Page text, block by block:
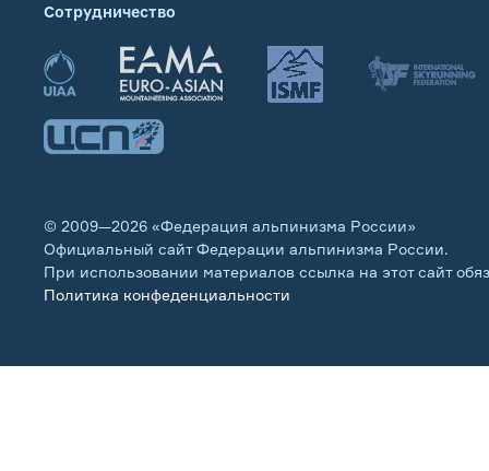
Сотрудничество
© 2009—2026 «Федерация альпинизма России»
Официальный сайт Федерации альпинизма России.
При использовании материалов ссылка на этот сайт
Политика конфеденциальности